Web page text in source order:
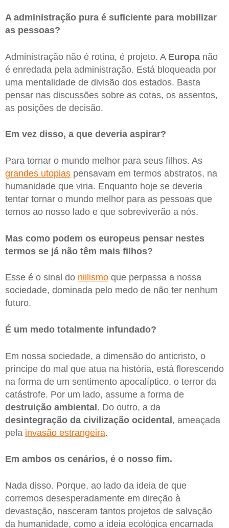
A administração pura é suficiente para mobilizar
as pessoas?
Administração não é rotina, é projeto. A Europa não
é enredada pela administração. Está bloqueada por
uma mentalidade de divisão dos estados. Basta
pensar nas discussões sobre as cotas, os assentos,
as posições de decisão.
Em vez disso, a que deveria aspirar?
Para tornar o mundo melhor para seus filhos. As
grandes utopias pensavam em termos abstratos, na
humanidade que viria. Enquanto hoje se deveria
tentar tornar o mundo melhor para as pessoas que
temos ao nosso lado e que sobreviverão a nós.
Mas como podem os europeus pensar nestes
termos se já não têm mais filhos?
Esse é o sinal do niilismo que perpassa a nossa
sociedade, dominada pelo medo de não ter nenhum
futuro.
É um medo totalmente infundado?
Em nossa sociedade, a dimensão do anticristo, o
príncipe do mal que atua na história, está florescendo
na forma de um sentimento apocalíptico, o terror da
catástrofe. Por um lado, assume a forma de
destruição ambiental. Do outro, a da
desintegração da civilização ocidental, ameaçada
pela invasão estrangeira.
Em ambos os cenários, é o nosso fim.
Nada disso. Porque, ao lado da ideia de que
corremos desesperadamente em direção à
devastação, nasceram tantos projetos de salvação
da humanidade, como a ideia ecológica encarnada